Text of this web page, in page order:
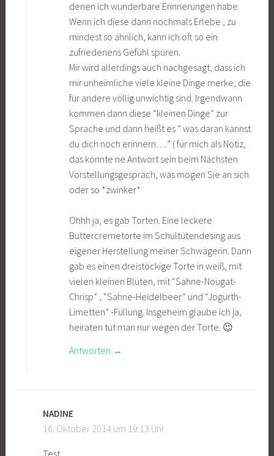
denen ich wunderbare Erinnerungen habe.
Wenn ich diese dann nochmals Erlebe , zu
mindest so ähnlich, kann ich oft so ein
zufriedenens Gefühl spüren.
Mir wird allerdings auch nachgesagt, dass ich
mir unheimliche viele kleine Dinge merke, die
für andere völlig unwichtig sind. Irgendwann
kommen dann diese “kleinen Dinge” zur
Sprache und dann heißt es ” was daran kannst
du dich noch erinnern….” ( für mich als Notiz,
das könnte ne Antwort sein beim Nächsten
Vorstellungsgespräch, was mögen Sie an sich
oder so *zwinker*
Ohhh ja, es gab Torten. Eine leckere
Buttercremetorte im Schultütendesing aus
eigener Herstellung meiner Schwägerin. Dann
gab es einen dreistöckige Torte in weiß, mit
vielen kleinen Blüten, mit “Sahne-Nougat-
Chrisp” , “Sahne-Heidelbeer” und “Jogurth-
Limetten” -Füllung. Insgeheim glaube ich ja,
heiraten tut man nur wegen der Torte. 😉
Antworten
NADINE
16. Oktober 2014 um 19:13 Uhr
Test